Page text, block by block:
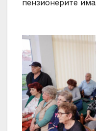
пензионерите